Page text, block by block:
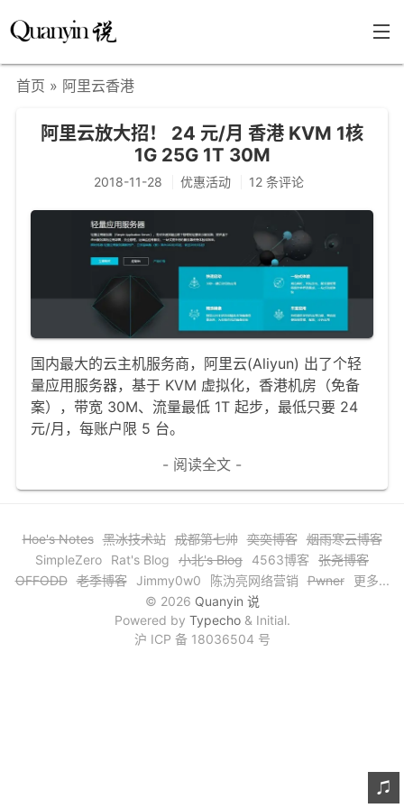
文章分类
瞎说杂谈
学海泛舟
精华荟萃
福利共享
其他页面
关于
只言片语
文章归档
谷歌站内搜索
友情链接
赞赏与支持
首页 » 阿里云香港
阿里云放大招！ 24 元/月 香港 KVM 1核
1G 25G 1T 30M
2018-11-28 优惠活动 12 条评论
国内最大的云主机服务商，阿里云(Aliyun) 出了个轻
量应用服务器，基于 KVM 虚拟化，香港机房（免备
案），带宽 30M、流量最低 1T 起步，最低只要 24
元/月，每账户限 5 台。
- 阅读全文 -
Hoe's Notes 黑冰技术站 成都第七帅 奕奕博客 烟雨寒云博客
SimpleZero
Rat's Blog 小北's Blog 4563博客
张尧博客
OFFODD 老季博客 Jimmy0w0 陈沩亮网络营销 Pwner
更多...
© 2026 Quanyin 说
Powered by Typecho& Initial.
沪 ICP 备 18036504 号